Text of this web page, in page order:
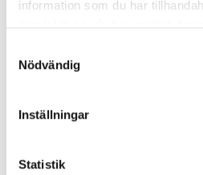
information som du har
Nödvändig
Inställningar
Statistik